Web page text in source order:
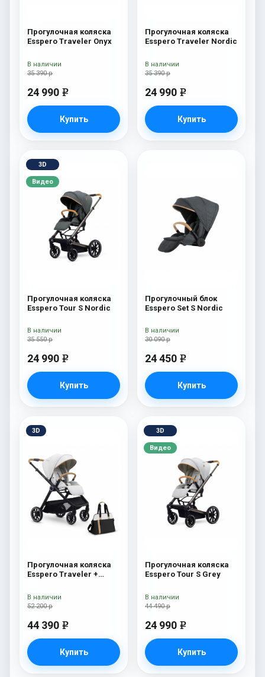
Прогулочная коляска
Esspero Traveler Onyx
35 390 р
24 990 e
Купить
В наличии
Прогулочная коляска
Esspero Traveler Nordic
35 390 р
24 990 e
Купить
В наличии
3D
Видео
Прогулочная коляска
Esspero Tour S Nordic
35 550 р
24 990 e
Купить
В наличии
Прогулочный блок
Esspero Set S Nordic
30 090 р
24 450 e
Купить
В наличии
3D
Прогулочная коляска
Esspero Traveler +
52 200 р
44 390 e
Купить
В наличии
3D
Видео
Прогулочная коляска
Esspero Tour S Grey
44 490 р
24 990 e
Купить
В наличии